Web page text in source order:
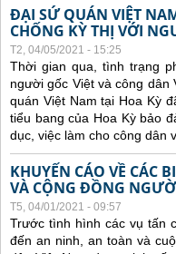
ĐẠI SỨ QUÁN VIỆT
CHỐNG KỲ THỊ VỚI
T2, 04/05/2021 - 15:25
Thời gian qua, tình trạng
người gốc Việt và công dân
quán Việt Nam tại Hoa Kỳ
tiểu bang của Hoa Kỳ bảo
dục, việc làm cho công dân
KHUYẾN CÁO VỀ CÁC
VÀ CỘNG ĐỒNG
T5, 04/01/2021 - 09:57
Trước tình hình các vụ tấn
đến an ninh, an toàn và